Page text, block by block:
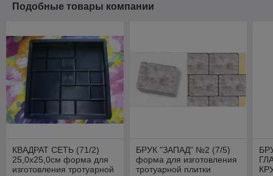
Подобные товары компании
КВАДРАТ СЕТЬ (71/2)
25,0х25,0см форма для
изготовления тротуарной
БРУК "ЗАПАД" №2 (7/5)
форма для изготовления
тротуарной плитки